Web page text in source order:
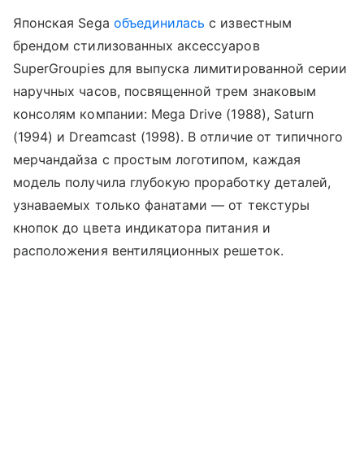
Японская Sega объединилась с известным
брендом стилизованных аксессуаров
SuperGroupies для выпуска лимитированной серии
наручных часов, посвященной трем знаковым
консолям компании: Mega Drive (1988), Saturn
(1994) и Dreamcast (1998). В отличие от типичного
мерчандайза с простым логотипом, каждая
модель получила глубокую проработку деталей,
узнаваемых только фанатами — от текстуры
кнопок до цвета индикатора питания и
расположения вентиляционных решеток.